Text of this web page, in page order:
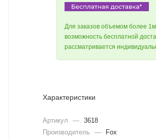
Для заказов объемом более 1м
возможность бесплатной
рассматривается
Характеристики
Артикул — 3618
Производитель
—
Fox